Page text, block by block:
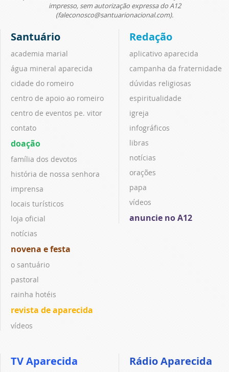
impresso, sem autorização expressa do A12
(faleconosco@santuarionacional.com).
Santuário
academia marial
água mineral aparecida
cidade do romeiro
centro de apoio ao romeiro
centro de eventos pe. vitor
contato
doação
família dos devotos
história de nossa senhora
imprensa
locais turísticos
loja oficial
notícias
novena e festa
o santuário
pastoral
rainha hotéis
revista de aparecida
vídeos
Redação
aplicativo aparecida
campanha da fraternidade
dúvidas religiosas
espiritualidade
igreja
infográficos
libras
notícias
orações
papa
vídeos
anuncie no A12
TV Aparecida Rádio Aparecida